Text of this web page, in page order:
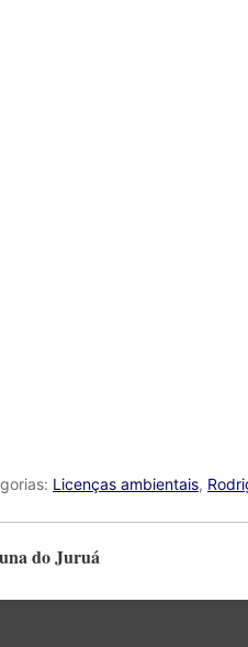
Licenças ambientais,
do Juruá